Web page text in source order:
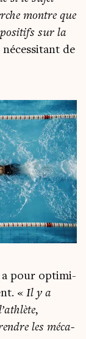
montre que
sur la
de
a pour opti­mi­
« Il y a
,
les méca­